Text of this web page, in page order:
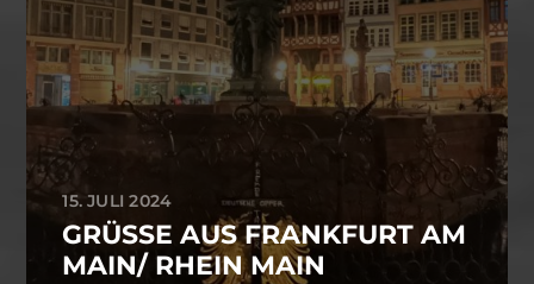
15. JULI 2024
GRÜSSE AUS FRANKFURT AM M
AIN/ RHEIN MAIN